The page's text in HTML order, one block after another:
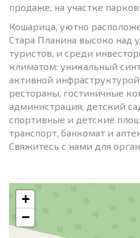
продаже, на участке
Кошарица, уютно
Стара Планина высоко над
туристов, и среди
климатом: уникальный
активной
рестораны, гостиничные
администрация, детский
спортивные и детские
транспорт, банкомат и
Свяжитесь с нами для
+
−